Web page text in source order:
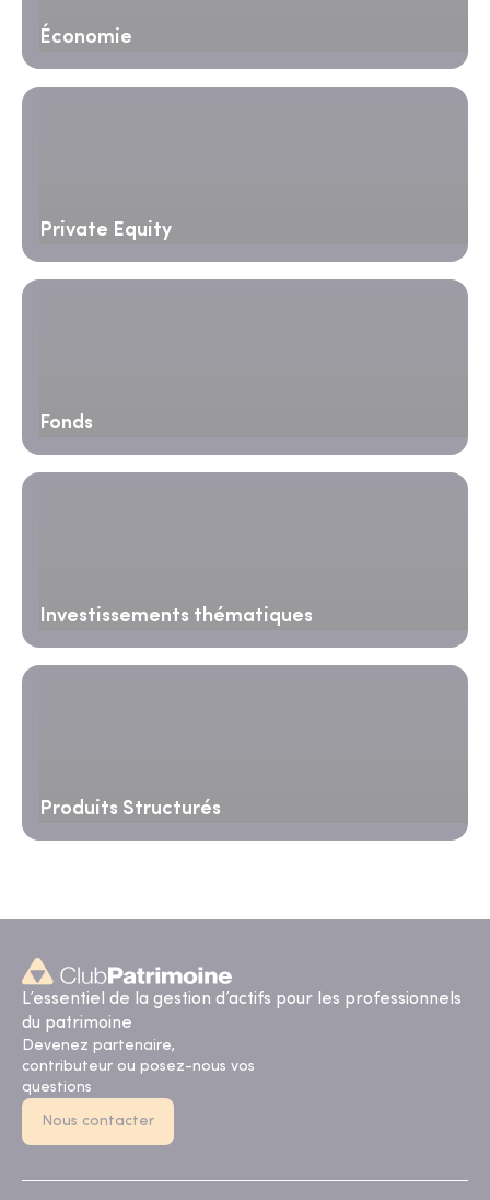
Économie
Private Equity
Fonds
Investissements thématiques
Produits Structurés
L’essentiel de la gestion d’actifs pour les professionnels
du patrimoine
Devenez partenaire,
contributeur ou posez-nous vos
questions
Nous contacter